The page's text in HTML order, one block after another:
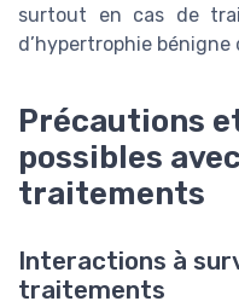
surtout en cas de
d’hypertrophie bénigne
Précautions
possibles
traitements
Interactions à
traitements